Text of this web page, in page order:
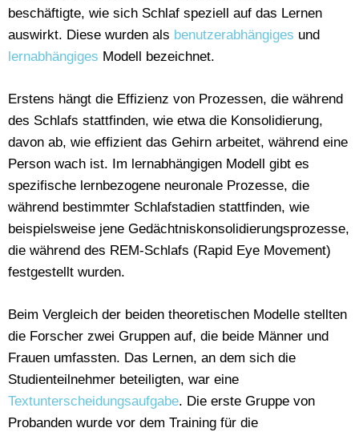
beschäftigte, wie sich Schlaf speziell auf das Lernen
auswirkt. Diese wurden als benutzerabhängiges und
lernabhängiges Modell bezeichnet.
Erstens hängt die Effizienz von Prozessen, die während
des Schlafs stattfinden, wie etwa die Konsolidierung,
davon ab, wie effizient das Gehirn arbeitet, während eine
Person wach ist. Im lernabhängigen Modell gibt es
spezifische lernbezogene neuronale Prozesse, die
während bestimmter Schlafstadien stattfinden, wie
beispielsweise jene Gedächtniskonsolidierungsprozesse,
die während des REM-Schlafs (Rapid Eye Movement)
festgestellt wurden.
Beim Vergleich der beiden theoretischen Modelle stellten
die Forscher zwei Gruppen auf, die beide Männer und
Frauen umfassten. Das Lernen, an dem sich die
Studienteilnehmer beteiligten, war eine
Textunterscheidungsaufgabe. Die erste Gruppe von
Probanden wurde vor dem Training für die